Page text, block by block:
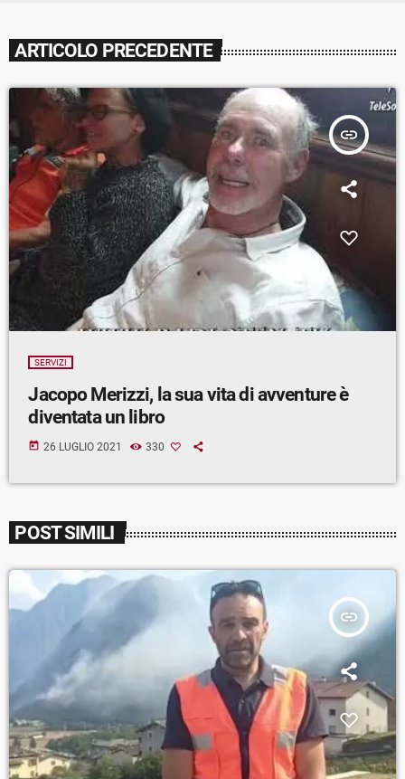
ARTICOLO PRECEDENTE
insert_link
SERVIZI
Jacopo Merizzi, la sua vita di avventure è
diventata un libro
today 26 LUGLIO 2021 330
POST SIMILI
insert_link